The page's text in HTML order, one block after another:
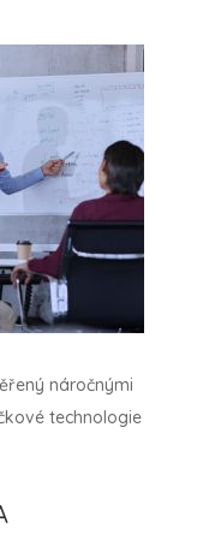
náročnými
technologie